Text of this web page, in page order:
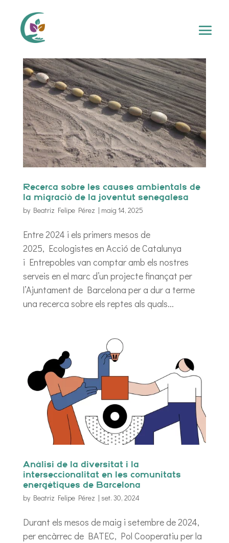
Recerca sobre les causes ambientals de
la migració de la joventut senegalesa
by Beatriz Felipe Pérez | maig 14, 2025
Entre 2024 i els primers mesos de
2025, Ecologistes en Acció de Catalunya
i Entrepobles van comptar amb els nostres
serveis en el marc d’un projecte finançat per
l’Ajuntament de Barcelona per a dur a terme
una recerca sobre els reptes als quals...
Anàlisi de la diversitat i la
interseccionalitat en les comunitats
energètiques de Barcelona
by Beatriz Felipe Pérez | set. 30, 2024
Durant els mesos de maig i setembre de 2024,
per encàrrec de BATEC, Pol Cooperatiu per la